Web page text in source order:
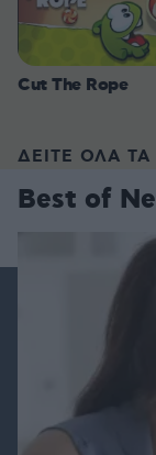
Cut The Rope
ΔΕΙΤΕ ΟΛΑ ΤΑ
Best of